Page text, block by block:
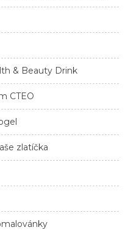
& Beauty Drink
CTEO
zlatíčka